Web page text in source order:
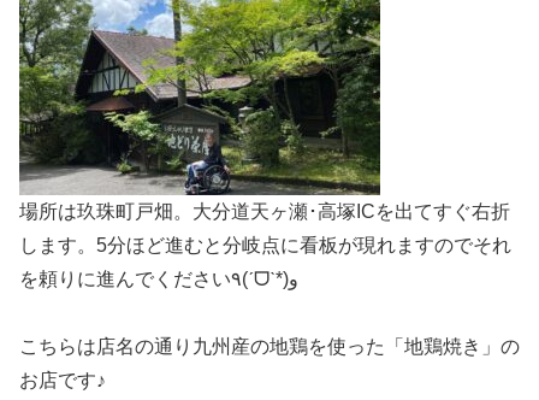
場所は玖珠町戸畑。大分道天ヶ瀬･高塚ICを出てすぐ右折
します。5分ほど進むと分岐点に看板が現れますのでそれ
を頼りに進んでください٩(ˊᗜˋ*)و
こちらは店名の通り九州産の地鶏を使った「地鶏焼き」の
お店です♪